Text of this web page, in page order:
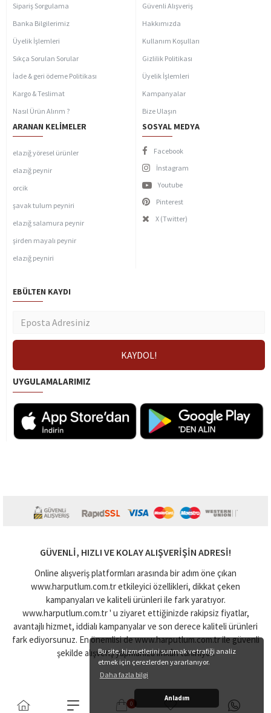
Bu site, hizmetlerini sunmak ve trafiği analiz
etmek için çerezlerden yararlanıyor.
Daha fazla bilgi
Anladım
Sipariş Sorgulama
Banka Bilgilerimiz
Üyelik İşlemleri
Sıkça Sorulan Sorular
İade & geri ödeme Politikası
Kargo & Teslimat
Nasıl Ürün Alırım ?
Güvenli Alışveriş
Hakkımızda
Kullanım Koşulları
Gizlilik Politikası
Üyelik İşlemleri
Kampanyalar
Bize Ulaşın
ARANAN KELIMELER
elazığ yöresel ürünler
elazığ peynir
orcik
şavak tulum peyniri
elazığ salamura peynir
şirden mayalı peynir
elazığ peyniri
SOSYAL MEDYA
Facebook
İnstagram
Youtube
Pinterest
X (Twitter)
EBÜLTEN KAYDI
UYGULAMALARIMIZ
GÜVENLI, HIZLI VE KOLAY ALIŞVERIŞIN ADRESI!
Online alışveriş platformları arasında bir adım öne çıkan
www.harputlum.com.tr etkileyici özellikleri, dikkat çeken
kampanyaları ve kaliteli ürünleri ile fark yaratıyor.
www.harputlum.com.tr ' u ziyaret ettiğinizde rakipsiz fiyatlar,
avantajlı hizmet, iddialı kampanyalar ve son derece kaliteli ürünleri
fark ediyorsunuz. En önemlisi de www.harputlum.com.tr ile güvenli
şekilde alışveriş yapmanıza imkân tanınıyor.
0